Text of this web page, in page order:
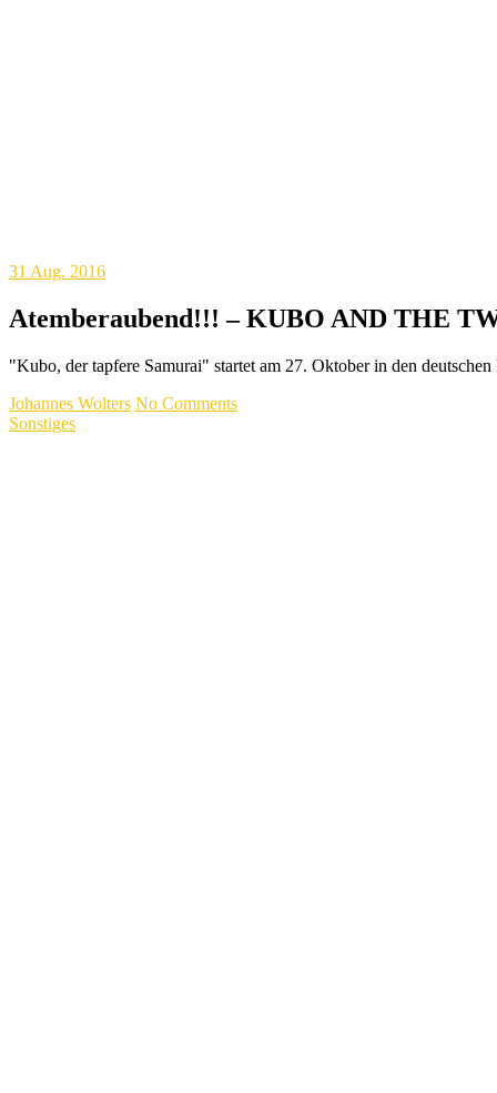
31 Aug. 2016
Atemberaubend!!! – KUBO AND THE
"Kubo, der tapfere Samurai" startet am 27. Oktober in den
Johannes Wolters No Comments
Sonstiges